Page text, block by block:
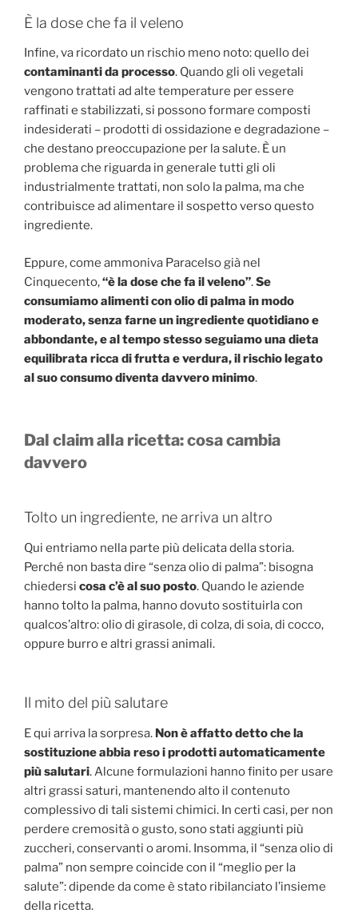
È la dose che fa il veleno
Infine, va ricordato un rischio meno noto: quello dei
contaminanti da processo. Quando gli oli vegetali
vengono trattati ad alte temperature per essere
raffinati e stabilizzati, si possono formare composti
indesiderati – prodotti di ossidazione e degradazione –
che destano preoccupazione per la salute. È un
problema che riguarda in generale tutti gli oli
industrialmente trattati, non solo la palma, ma che
contribuisce ad alimentare il sospetto verso questo
ingrediente.
Eppure, come ammoniva Paracelso già nel
Cinquecento,“è la dose che fa il veleno”.Se
consumiamo alimenti con olio di palma in modo
moderato, senza farne un ingrediente quotidiano e
abbondante, e al tempo stesso seguiamo una dieta
equilibrata ricca di frutta e verdura, il rischio legato
al suo consumo diventa davvero minimo.
Dal claim alla ricetta: cosa cambia
davvero
Tolto un ingrediente, ne arriva un altro
Qui entriamo nella parte più delicata della storia.
Perché non basta dire “senza olio di palma”: bisogna
chiedersi cosa c’è al suo posto. Quando le aziende
hanno tolto la palma, hanno dovuto sostituirla con
qualcos’altro: olio di girasole, di colza, di soia, di cocco,
oppure burro e altri grassi animali.
Il mito del più salutare
E qui arriva la sorpresa. Non è affatto detto che la
sostituzione abbia reso i prodotti automaticamente
più salutari. Alcune formulazioni hanno finito per usare
altri grassi saturi, mantenendo alto il contenuto
complessivo di tali sistemi chimici. In certi casi, per non
perdere cremosità o gusto, sono stati aggiunti più
zuccheri, conservanti o aromi. Insomma, il “senza olio di
palma” non sempre coincide con il “meglio per la
salute”: dipende da come è stato ribilanciato l’insieme
della ricetta.